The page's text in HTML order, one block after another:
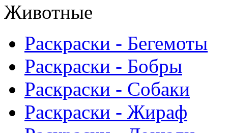
Животные
Раскраски - Бегемоты
Раскраски - Бобры
Раскраски - Собаки
Раскраски - Жираф